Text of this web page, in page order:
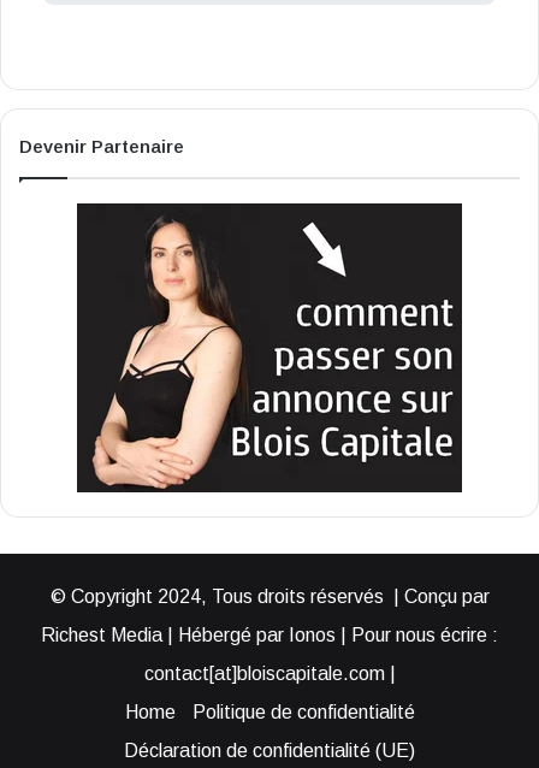
Devenir Partenaire
© Copyright 2024, Tous droits réservés | Conçu par
Richest Media | Hébergé par Ionos | Pour nous écrire :
contact[at]bloiscapitale.com |
Home
Politique de confidentialité
Déclaration de confidentialité (UE)